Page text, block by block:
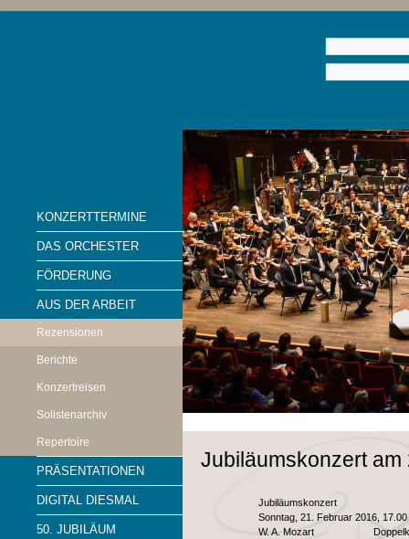
KONZERTTERMINE
DAS ORCHESTER
FÖRDERUNG
AUS DER ARBEIT
Rezensionen
Berichte
Konzertreisen
Solistenarchiv
Repertoire
PRÄSENTATIONEN
DIGITAL DIESMAL
50. JUBILÄUM
Jubiläumskonzert am
Jubiläumskonzert
Sonntag, 21. Februar 2016,
W. A. Mozart